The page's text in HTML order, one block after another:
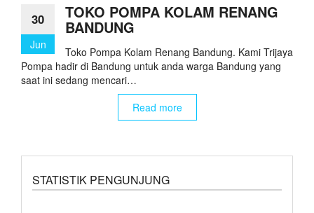
30
Jun
TOKO POMPA KOLAM RENANG
BANDUNG
Toko Pompa Kolam Renang Bandung. Kami Trijaya
Pompa hadir di Bandung untuk anda warga Bandung yang
saat ini sedang mencari…
Read more
STATISTIK PENGUNJUNG